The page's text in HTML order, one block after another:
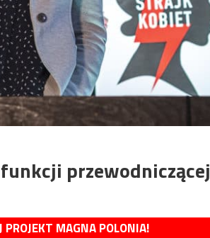
przewodniczącej
PROJEKT MAGNA POLONIA!